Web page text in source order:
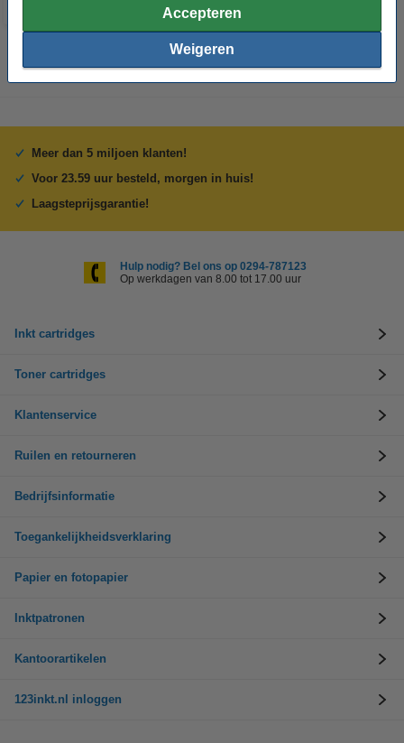
Accepteren
Weigeren
Meer dan 5 miljoen klanten!
Voor 23.59 uur besteld, morgen in huis!
Laagsteprijsgarantie!
Hulp nodig? Bel ons op 0294-787123
Op werkdagen van 8.00 tot 17.00 uur
Inkt cartridges
Toner cartridges
Klantenservice
Ruilen en retourneren
Bedrijfsinformatie
Toegankelijkheidsverklaring
Papier en fotopapier
Inktpatronen
Kantoorartikelen
123inkt.nl inloggen